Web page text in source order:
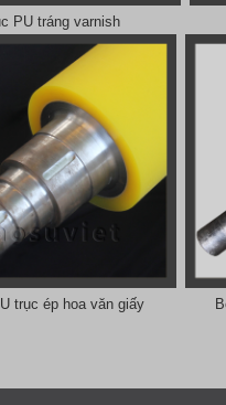
PU tráng varnish
trục ép hoa văn giấy